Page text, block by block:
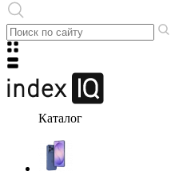
Каталог